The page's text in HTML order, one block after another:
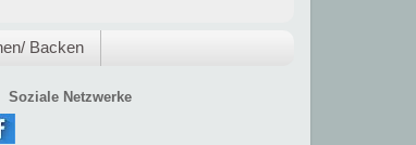
Backen
Netzwerke